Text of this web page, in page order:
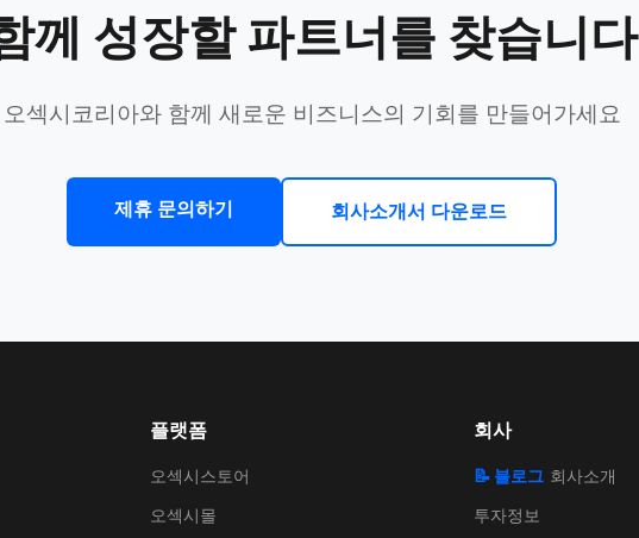
께 성장할 파트너를 찾습니다
오섹시코리아와 함께 새로운 비즈니스의 기회를 만들어가세요
제휴 문의하기 회사소개서 다운로드
플랫폼
오섹시스토어
오섹시몰
회사
📝 블로그 회사소개
투자정보